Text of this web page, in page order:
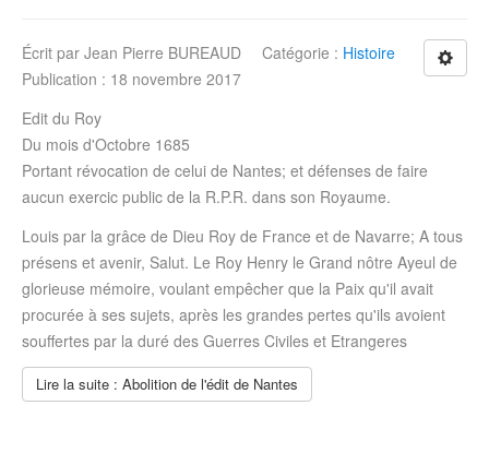
Écrit par Jean Pierre BUREAUD Catégorie : Histoire
Publication : 18 novembre 2017
Edit du Roy
Du mois d'Octobre 1685
Portant révocation de celui de Nantes; et défenses de faire
aucun exercic public de la R.P.R. dans son Royaume.
Louis par la grâce de Dieu Roy de France et de Navarre; A tous
présens et avenir, Salut. Le Roy Henry le Grand nôtre Ayeul de
glorieuse mémoire, voulant empêcher que la Paix qu'il avait
procurée à ses sujets, après les grandes pertes qu'ils avoient
souffertes par la duré des Guerres Civiles et Etrangeres
Lire la suite : Abolition de l'édit de Nantes